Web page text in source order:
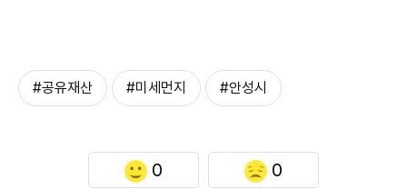
#공유재산 #미세먼지 #안성시
0 0